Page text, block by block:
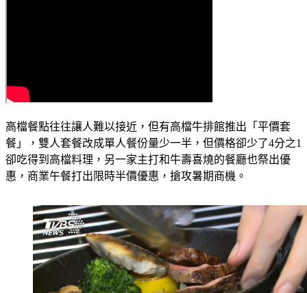
高檔餐點往往讓人難以接近，但有高檔牛排館推出「平價套
餐」，雙人套餐改成單人餐份量少一半，但價格卻少了4分之1
卻吃得到高檔料理，另一家主打和牛壽喜燒的餐廳也祭出優
惠，商業午餐打出限時半價優惠，搶攻暑期商機。